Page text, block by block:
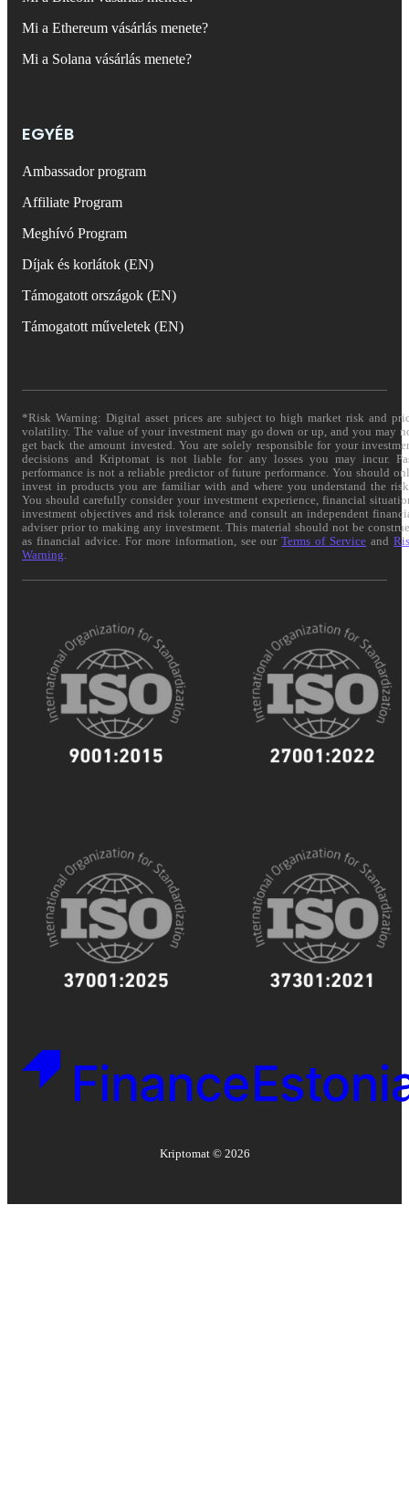
Mi a Ethereum vásárlás menete?
Mi a Solana vásárlás menete?
EGYÉB
Ambassador program
Affiliate Program
Meghívó Program
Díjak és korlátok (EN)
Támogatott országok (EN)
Támogatott műveletek (EN)
*Risk Warning: Digital asset prices are subject to high market risk and
volatility. The value of your investment may go down or up, and you may
get back the amount invested. You are solely responsible for your
decisions and Kriptomat is not liable for any losses you may incur.
performance is not a reliable predictor of future performance. You should
invest in products you are familiar with and where you understand the
You should carefully consider your investment experience, financial
investment objectives and risk tolerance and consult an independent
adviser prior to making any investment. This material should not be
as financial advice. For more information, see ourTerms of Service and
Warning
Kriptomat © 2026